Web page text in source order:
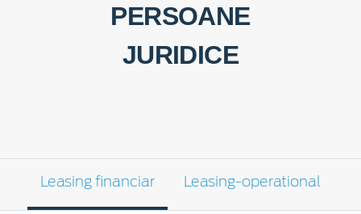
PERSOANE
JURIDICE
Leasing financiar Leasing-operational